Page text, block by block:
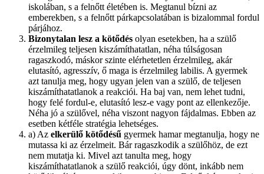
iskolában, s a felnőtt életében is. Megtanul bízni az
emberekben, s a felnőtt párkapcsolatában is bizalommal fordul
párjához.
Bizonytalan lesz a kötődés olyan esetekben, ha a szülő
érzelmileg teljesen kiszámíthatatlan, néha túlságosan
ragaszkodó, máskor szinte elérhetetlen érzelmileg, akár
elutasító, agresszív, ő maga is érzelmileg labilis. A gyermek
azt tanulja meg, hogy ugyan jelen van a szülő, de teljesen
kiszámíthatatlanok a reakciói. Ha baj van, nem lehet tudni,
hogy felé fordul-e, elutasító lesz-e vagy pont az ellenkezője.
Néha jó a szülővel, néha viszont nagyon fájdalmas. Ebben az
esetben kétféle stratégia lehetséges.
a) Az elkerülő kötődésű gyermek hamar megtanulja, hogy ne
mutassa ki az érzelmeit. Bár ragaszkodik a szülőhöz, de ezt
nem mutatja ki. Mivel azt tanulta meg, hogy
kiszámíthatatlanok a szülő reakciói, úgy dönt, inkább nem